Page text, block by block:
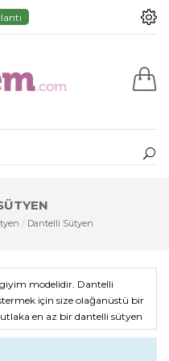
/ Dantelli Sütyen
modelidir. Dantelli
için size olağanüstü bir
en az bir dantelli sütyen
asla belli olmaz. KOM
markalar göz alıcı